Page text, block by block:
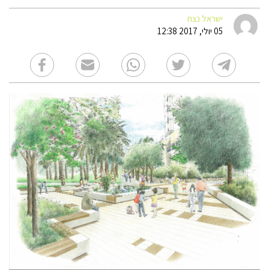
ישראל נצח
05 יולי, 2017 12:38